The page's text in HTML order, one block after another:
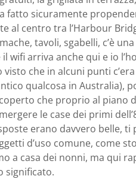
fatto sicuramente
al centro tra l’Harbour
tavoli, sgabelli, c’è
wifi arriva anche qui e io
che in alcuni punti
qualcosa in Australia),
che proprio al piano
le case dei primi
erano davvero belle,
d’uso comune, come
a casa dei nonni, ma qui
significato.